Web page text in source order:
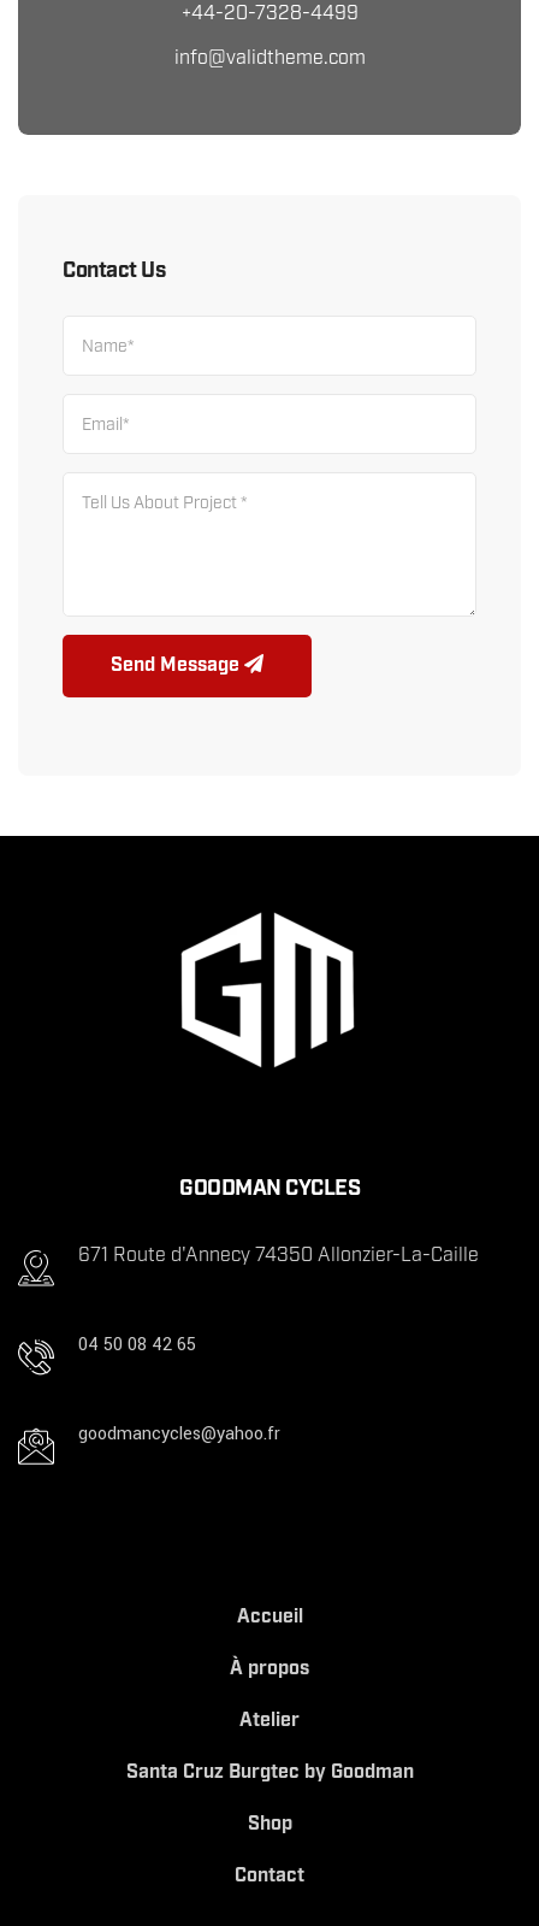
+44-20-7328-4499
info@validtheme.com
Contact Us
Send Message
GOODMAN CYCLES
671 Route d'Annecy 74350 Allonzier-La-Caille
04 50 08 42 65
goodmancycles@yahoo.fr
Accueil
À propos
Atelier
Santa Cruz Burgtec by Goodman
Shop
Contact